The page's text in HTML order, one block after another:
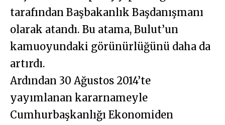
tarafından Başbakanlık Başdanışmanı
olarak atandı. Bu atama, Bulut’un
kamuoyundaki görünürlüğünü daha da
artırdı.
Ardından 30 Ağustos 2014’te
yayımlanan kararnameyle
Cumhurbaşkanlığı Ekonomiden